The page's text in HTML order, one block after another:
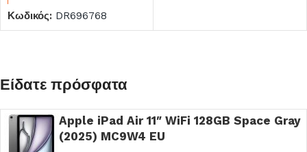
Κωδικός: DR696768
Είδατε πρόσφατα
Apple iPad Air 11″ WiFi 128GB Space Gray
(2025) MC9W4 EU